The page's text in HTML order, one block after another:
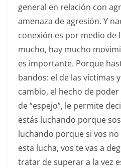
general en relación con
amenaza de agresión. Y
conexión es por medio de
mucho, hay mucho
es importante. Porque
bandos: el de las víctimas
cambio, el hecho de
de “espejo”, le permite
estás luchando porque
luchando porque si vos
esta lucha, vos te vas a
tratar de superar a la vez